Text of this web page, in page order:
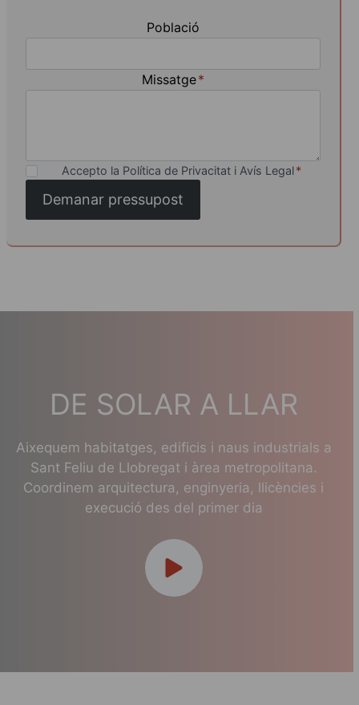
Població
Missatge*
Accepto la Política de Privacitat i Avís Legal *
Demanar pressupost
DE SOLAR A LLAR
Aixequem habitatges, edificis i naus industrials a
Sant Feliu de Llobregat i àrea metropolitana.
Coordinem arquitectura, enginyeria, llicències i
execució des del primer dia